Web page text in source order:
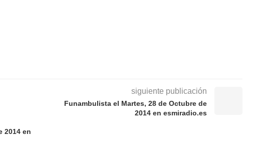
2014 en
siguiente publicación
Funambulista el Martes, 28 de Octubre de
2014 en esmiradio.es